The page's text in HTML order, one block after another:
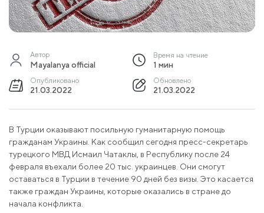
Автор
Mayalanya official
Время на чтение
1 мин
Опубликовано
21.03.2022
Обновлено
21.03.2022
В Турции оказывают посильную гуманитарную помощь
гражданам Украины. Как сообщил сегодня пресс-секретарь
турецкого МВД Исмаил Чатаклы, в Республику после 24
февраля въехали более 20 тыс. украинцев. Они смогут
оставаться в Турции в течение 90 дней без визы. Это касается
также граждан Украины, которые оказались в стране до
начала конфликта.